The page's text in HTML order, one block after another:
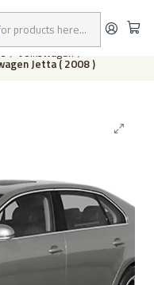
Volkswagen
Jetta ( 2008 )